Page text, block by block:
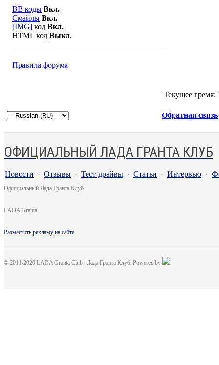
BB коды Вкл.
Смайлы Вкл.
[IMG] код Вкл.
HTML код Выкл.
Правила форума
Текущее время:
Обратная связь
ОФИЦИАЛЬНЫЙ ЛАДА ГРАНТА КЛУБ
Новости · Отзывы · Тест-драйвы · Статьи · Интервью ·
Официальный Лада Гранта Клуб
LADA Granta
Разместить рекламу на сайте
© 2011-2020 LADA Granta Club | Лада Гранта Клуб. Powered by